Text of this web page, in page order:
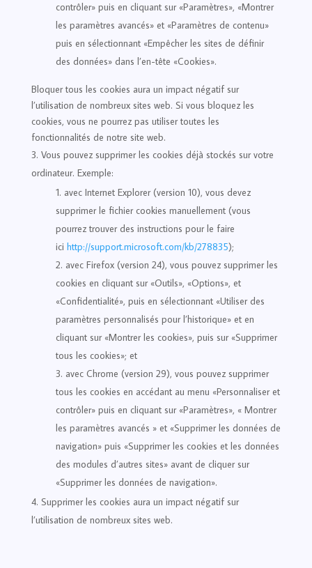
contrôler» puis en cliquant sur «Paramètres», «Montrer
les paramètres avancés» et «Paramètres de contenu»
puis en sélectionnant «Empêcher les sites de définir
des données» dans l’en-tête «Cookies».
Bloquer tous les cookies aura un impact négatif sur
l’utilisation de nombreux sites web. Si vous bloquez les
cookies, vous ne pourrez pas utiliser toutes les
fonctionnalités de notre site web.
Vous pouvez supprimer les cookies déjà stockés sur votre
ordinateur. Exemple:
avec Internet Explorer (version 10), vous devez
supprimer le fichier cookies manuellement (vous
pourrez trouver des instructions pour le faire
ici http://support.microsoft.com/kb/278835);
avec Firefox (version 24), vous pouvez supprimer les
cookies en cliquant sur «Outils», «Options», et
«Confidentialité», puis en sélectionnant «Utiliser des
paramètres personnalisés pour l’historique» et en
cliquant sur «Montrer les cookies», puis sur «Supprimer
tous les cookies»; et
avec Chrome (version 29), vous pouvez supprimer
tous les cookies en accédant au menu «Personnaliser et
contrôler» puis en cliquant sur «Paramètres», « Montrer
les paramètres avancés » et «Supprimer les données de
navigation» puis «Supprimer les cookies et les données
des modules d’autres sites» avant de cliquer sur
«Supprimer les données de navigation».
Supprimer les cookies aura un impact négatif sur
l’utilisation de nombreux sites web.